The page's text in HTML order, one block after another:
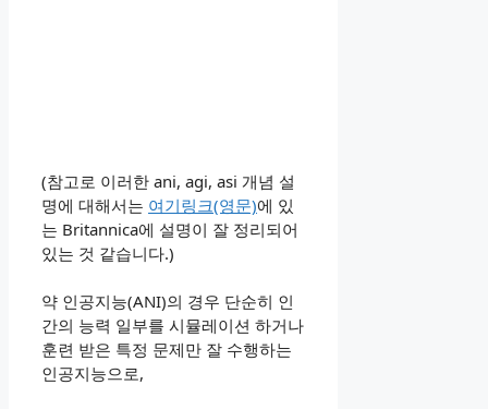
(참고로 이러한 ani, agi, asi 개념 설
명에 대해서는 여기링크(영문)에 있
는 Britannica에 설명이 잘 정리되어
있는 것 같습니다.)
약 인공지능(ANI)의 경우 단순히 인
간의 능력 일부를 시뮬레이션 하거나
훈련 받은 특정 문제만 잘 수행하는
인공지능으로,